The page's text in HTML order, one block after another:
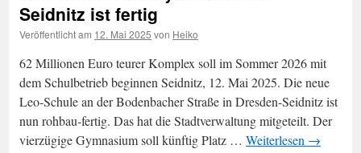
Seidnitz ist fertig
Veröffentlicht am 12. Mai 2025 von Heiko
62 Millionen Euro teurer Komplex soll im Sommer 2026 mit
dem Schulbetrieb beginnen Seidnitz, 12. Mai 2025. Die neue
Leo-Schule an der Bodenbacher Straße in Dresden-Seidnitz ist
nun rohbau-fertig. Das hat die Stadtverwaltung mitgeteilt. Der
vierzügige Gymnasium soll künftig Platz … Weiterlesen →